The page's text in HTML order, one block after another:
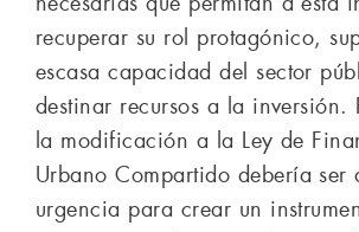
recuperar su rol protagónico,
escasa capacidad del sector
destinar recursos a la inversión.
la modificación a la Ley de
Urbano Compartido debería ser
urgencia para crear un